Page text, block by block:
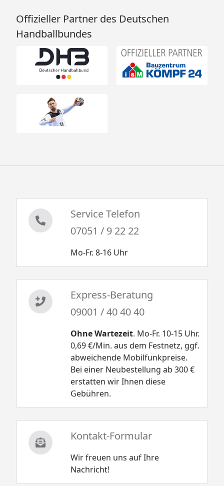
Offizieller Partner des Deutschen
Handballbundes
Service Telefon
07051 / 9 22 22
Mo-Fr. 8-16 Uhr
Express-Beratung
09001 / 40 40 40
Ohne Wartezeit. Mo-Fr. 10-15 Uhr.
0,69 €/Min. aus dem Festnetz, ggf.
abweichende Mobilfunkpreise.
Bei einer Neubestellung ab 300 €
erstatten wir Ihnen diese
Gebühren.
Kontakt-Formular
Wir freuen uns auf Ihre
Nachricht!